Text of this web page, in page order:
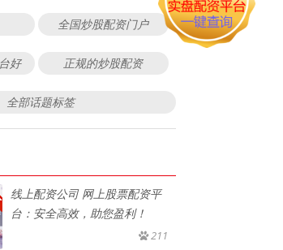
全国炒股配资门户
好 正规的炒股配资
全部话题标签
线上配资公司 网上股票配资平
台：安全高效，助您盈利！
211